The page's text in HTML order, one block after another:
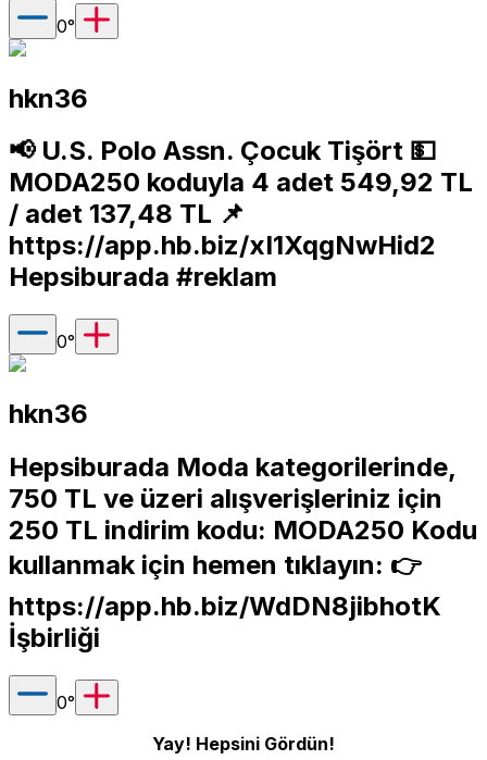
0°
hkn36
📢 U.S. Polo Assn. Çocuk Tişört 💵
MODA250 koduyla 4 adet 549,92 TL
/ adet 137,48 TL 📌
https://app.hb.biz/xI1XqgNwHid2
Hepsiburada #reklam
0°
hkn36
Hepsiburada Moda kategorilerinde,
750 TL ve üzeri alışverişleriniz için
250 TL indirim kodu: MODA250 Kodu
kullanmak için hemen tıklayın: 👉
https://app.hb.biz/WdDN8jibhotK
İşbirliği
0°
Yay! Hepsini Gördün!